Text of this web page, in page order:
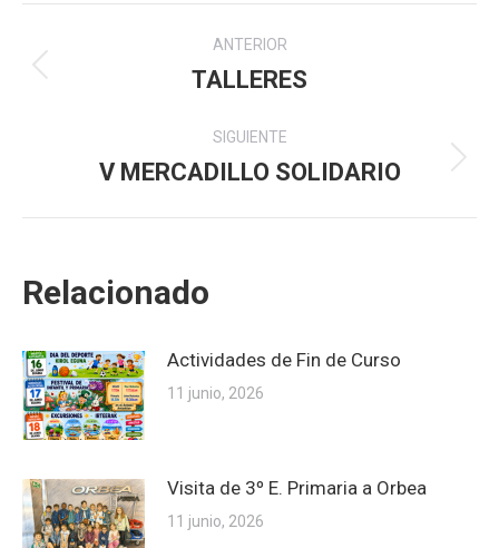
Navegación
entre
publicaciones
ANTERIOR
Publicación
TALLERES
SIGUIENTE
Publicación
V MERCADILLO SOLIDARIO
Relacionado
Actividades de Fin de Curso
11 junio, 2026
Visita de 3º E. Primaria a Orbea
11 junio, 2026